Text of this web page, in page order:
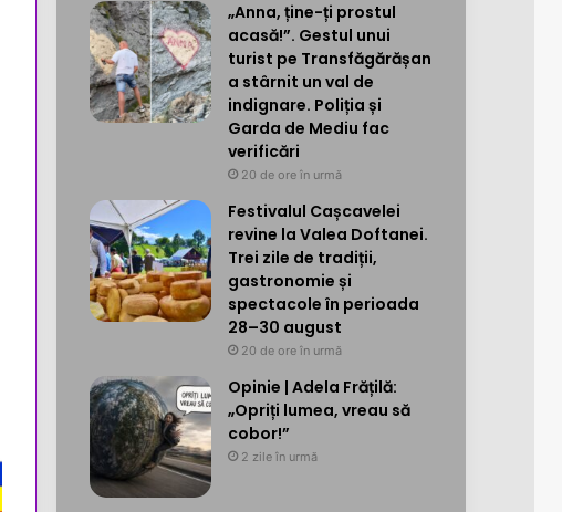
„Anna, ține-ți prostul
acasă!”. Gestul unui
turist pe Transfăgărășan
a stârnit un val de
indignare. Poliția și
Garda de Mediu fac
verificări
20 de ore în urmă
Festivalul Cașcavelei
revine la Valea Doftanei.
Trei zile de tradiții,
gastronomie și
spectacole în perioada
28–30 august
20 de ore în urmă
Opinie | Adela Frățilă:
„Opriți lumea, vreau să
cobor!”
2 zile în urmă